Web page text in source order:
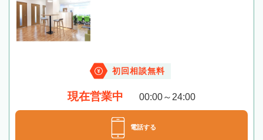
初回相談無料
現在営業中 00:00～24:00
電話する